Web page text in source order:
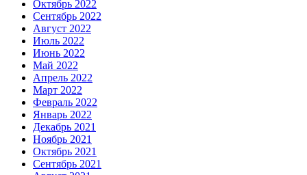
Октябрь 2022
Сентябрь 2022
Август 2022
Июль 2022
Июнь 2022
Май 2022
Апрель 2022
Март 2022
Февраль 2022
Январь 2022
Декабрь 2021
Ноябрь 2021
Октябрь 2021
Сентябрь 2021